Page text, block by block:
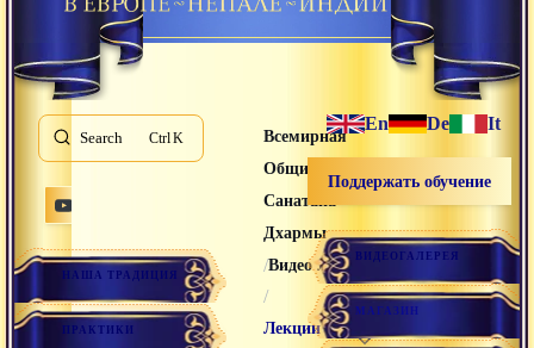
Search K
НАША ТРАДИЦИЯ
ПРАКТИКИ
Всемирная
Община
Санатана
Дхармы
/Видео лекции
/
Лекции
En De It
Поддержать обучение
ВИДЕОГАЛЕРЕЯ
МАГАЗИН